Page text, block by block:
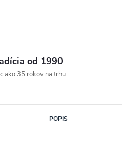
od 1990
ako 35 rokov na trhu
POPIS